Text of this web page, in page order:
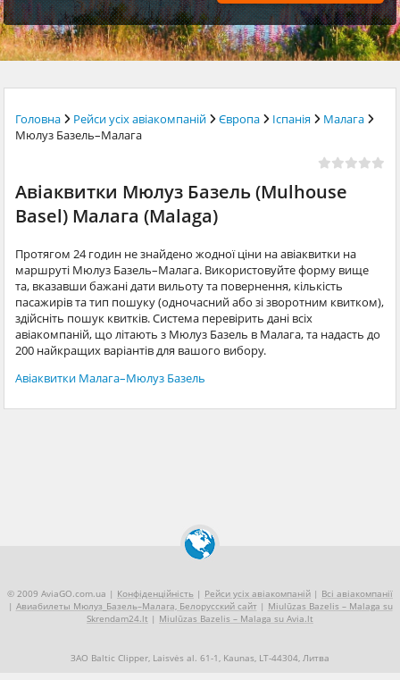
Головна Рейси усіх авіакомпаній Європа Іспанія
Малага
Мюлуз Базель–Малага
Авіаквитки Мюлуз Базель (Mulhouse
Basel) Малага (Malaga)
Протягом 24 годин не знайдено жодної ціни на авіаквитки на
маршруті Мюлуз Базель–Малага. Використовуйте форму вище
та, вказавши бажані дати вильоту та повернення, кількість
пасажирів та тип пошуку (одночасний або зі зворотним квитком),
здійсніть пошук квитків. Система перевірить дані всіх
авіакомпаній, що літають з Мюлуз Базель в Малага, та надасть до
200 найкращих варіантів для вашого вибору.
Авіаквитки Малага–Мюлуз Базель
© 2009 AviaGO.com.ua | Конфіденційність | Рейси усіх авіакомпаній | Всі авіакомпанії
| Авиабилеты Мюлуз_Базель–Малага, Белорусский сайт| Miulūzas Bazelis – Malaga su
Skrendam24.lt | Miulūzas Bazelis – Malaga su Avia.lt
ЗАО Baltic Clipper, Laisvės al. 61-1, Kaunas, LT-44304, Литва